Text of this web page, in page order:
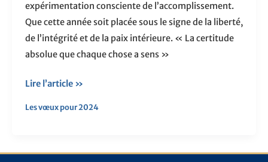
expérimentation consciente de l’accomplissement.
Que cette année soit placée sous le signe de la liberté,
de l’intégrité et de la paix intérieure. « La certitude
absolue que chaque chose a sens »
Lire l’article »
Les vœux pour 2024